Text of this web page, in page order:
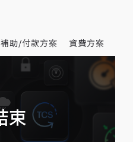
補助/付款方案 資費方案